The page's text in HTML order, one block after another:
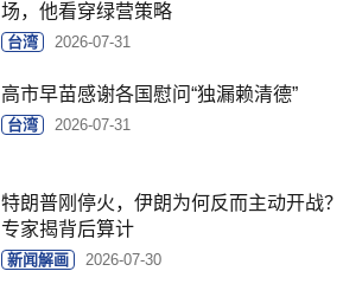
场，他看穿绿营策略
台湾 2026-07-31
高市早苗感谢各国慰问“独漏赖清德”
台湾 2026-07-31
特朗普刚停火，伊朗为何反而主动开战？
专家揭背后算计
新闻解画 2026-07-30